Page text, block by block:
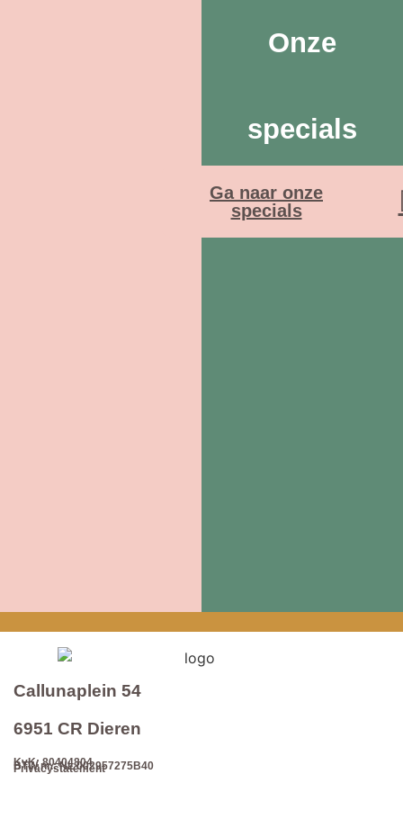
Onze
specials
Ga naar onze
specials
Callunaplein 54
6951 CR Dieren
KvK: 80404804
BTW nr.: NL 002957275B40
Privacystatement